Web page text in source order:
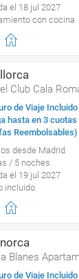
el 18 jul 2027
con cocina
Club Cala
de Viaje Incluido
hasta en 3
Reembolsables)
desde Madrid
/ 5 noches
el 19 jul 2027
incluido
Blanes
de Viaje Incluido